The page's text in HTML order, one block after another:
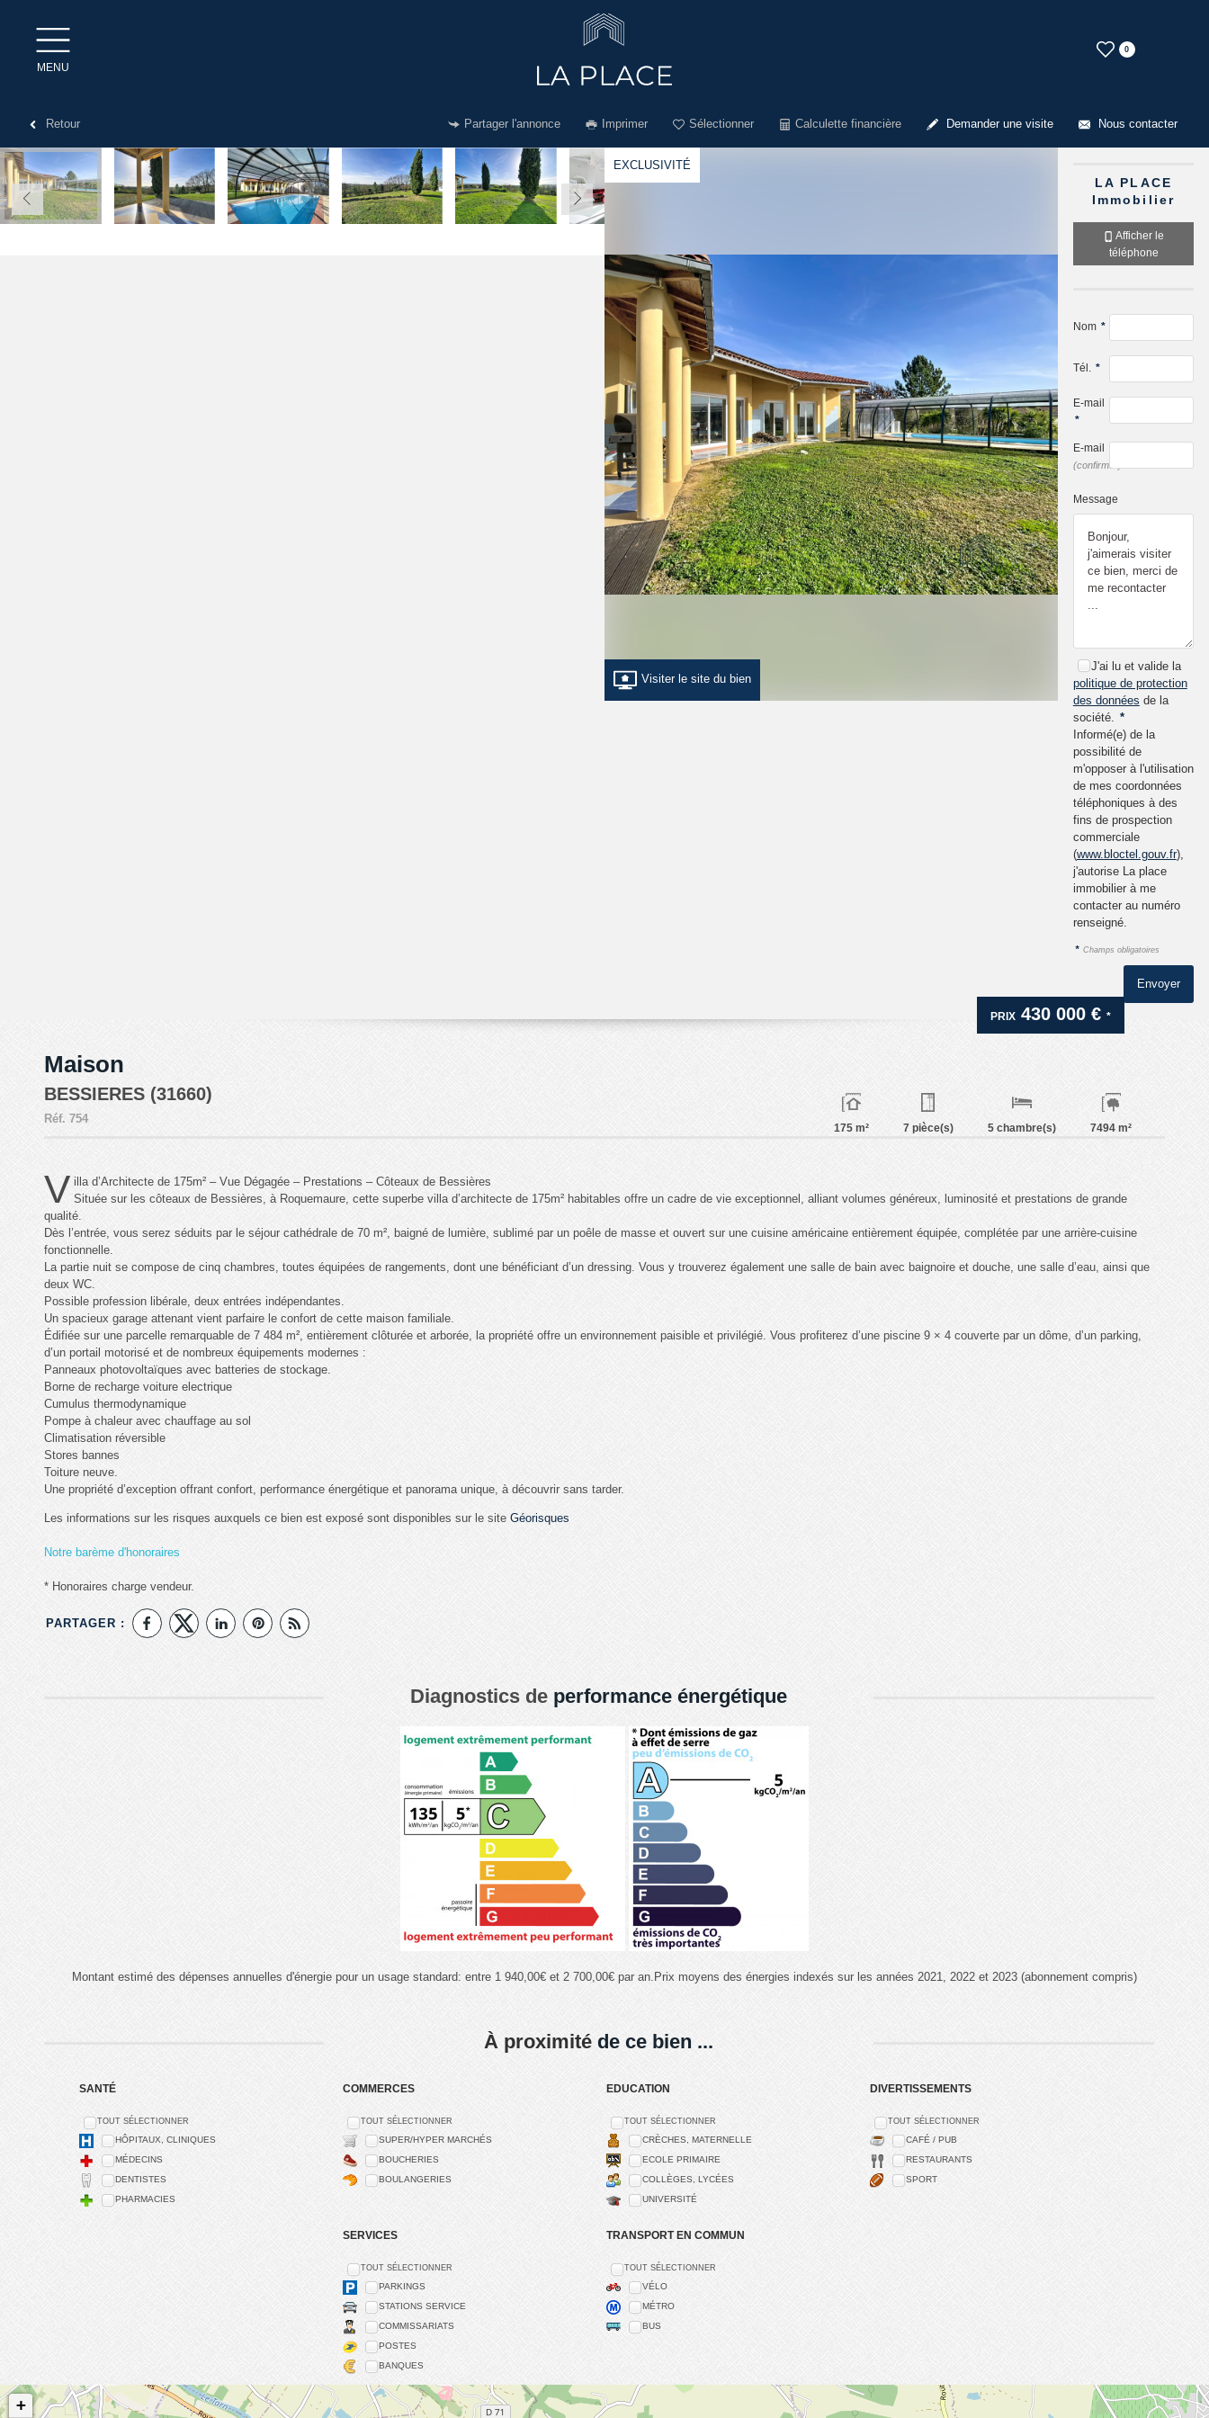
0
MENU
Retour Partager l'annonce Imprimer Sélectionner Calculette financière Demander une visite Nous contacter
LA PLACE
Immobilier
Afficher le
téléphone
Nom *
Tél. *
E-mail
*
E-mail
(confirmer)
Message
J'ai lu et valide la
politique de protection
des données de la
société. *
Informé(e) de la
possibilité de
m'opposer à l'utilisation
de mes coordonnées
téléphoniques à des
fins de prospection
commerciale
(www.bloctel.gouv.fr),
j'autorise La place
immobilier à me
contacter au numéro
renseigné.
* Champs obligatoires
EXCLUSIVITÉ
Visiter le site du bien
PRIX 430 000 €*
Maison
BESSIERES (31660)
Réf. 754
175 m² 7 pièce(s) 5 chambre(s) 7494 m²
V illa d’Architecte de 175m² – Vue Dégagée – Prestations – Côteaux de Bessières
Située sur les côteaux de Bessières, à Roquemaure, cette superbe villa d’architecte de 175m² habitables offre un cadre de vie exceptionnel, alliant volumes généreux, luminosité et prestations de grande
qualité.
Dès l’entrée, vous serez séduits par le séjour cathédrale de 70 m², baigné de lumière, sublimé par un poêle de masse et ouvert sur une cuisine américaine entièrement équipée, complétée par une arrière-cuisine
fonctionnelle.
La partie nuit se compose de cinq chambres, toutes équipées de rangements, dont une bénéficiant d’un dressing. Vous y trouverez également une salle de bain avec baignoire et douche, une salle d’eau, ainsi que
deux WC.
Possible profession libérale, deux entrées indépendantes.
Un spacieux garage attenant vient parfaire le confort de cette maison familiale.
Édifiée sur une parcelle remarquable de 7 484 m², entièrement clôturée et arborée, la propriété offre un environnement paisible et privilégié. Vous profiterez d’une piscine 9 × 4 couverte par un dôme, d’un parking,
d’un portail motorisé et de nombreux équipements modernes :
Panneaux photovoltaïques avec batteries de stockage.
Borne de recharge voiture electrique
Cumulus thermodynamique
Pompe à chaleur avec chauffage au sol
Climatisation réversible
Stores bannes
Toiture neuve.
Une propriété d’exception offrant confort, performance énergétique et panorama unique, à découvrir sans tarder.
Les informations sur les risques auxquels ce bien est exposé sont disponibles sur le site Géorisques
Notre barème d'honoraires
* Honoraires charge vendeur.
PARTAGER :
Diagnostics de performance énergétique
Montant estimé des dépenses annuelles d'énergie pour un usage standard: entre 1 940,00€ et 2 700,00€ par an.Prix moyens des énergies indexés sur les années 2021, 2022 et 2023 (abonnement compris)
À proximitéde ce bien ...
SANTÉ
TOUT SÉLECTIONNER
HÔPITAUX, CLINIQUES
MÉDECINS
DENTISTES
PHARMACIES
COMMERCES
TOUT SÉLECTIONNER
SUPER/HYPER MARCHÉS
BOUCHERIES
BOULANGERIES
EDUCATION
TOUT SÉLECTIONNER
CRÈCHES, MATERNELLE
ECOLE PRIMAIRE
COLLÈGES, LYCÉES
UNIVERSITÉ
DIVERTISSEMENTS
TOUT SÉLECTIONNER
CAFÉ / PUB
RESTAURANTS
SPORT
SERVICES
TOUT SÉLECTIONNER
PARKINGS
STATIONS SERVICE
COMMISSARIATS
POSTES
BANQUES
TRANSPORT EN COMMUN
TOUT SÉLECTIONNER
VÉLO
MÉTRO
BUS
+